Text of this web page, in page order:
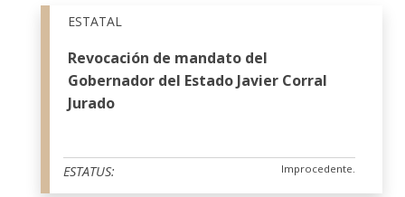
ESTATAL
Revocación de mandato del
Gobernador del Estado Javier Corral
Jurado
ESTATUS: Improcedente.